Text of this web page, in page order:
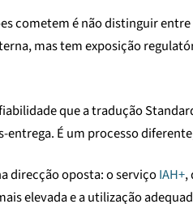
cometem é não distinguir
mas tem exposição
que a tradução
entrega. É um processo
direcção oposta: o serviçoIAH+,
elevada e a utilização